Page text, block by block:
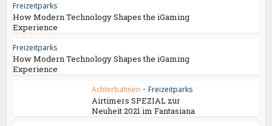
Freizeitparks
How Modern Technology Shapes the iGaming
Experience
Freizeitparks
How Modern Technology Shapes the iGaming
Experience
Achterbahnen • Freizeitparks
Airtimers SPEZIAL zur
Neuheit 2021 im Fantasiana